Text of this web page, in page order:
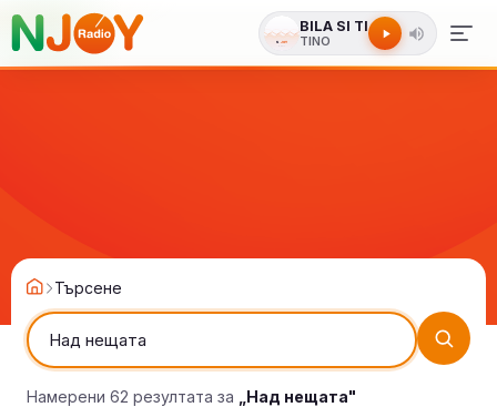
BILA SI TI
TINO
Търсене
Намерени 62 резултата за „Над нещата"